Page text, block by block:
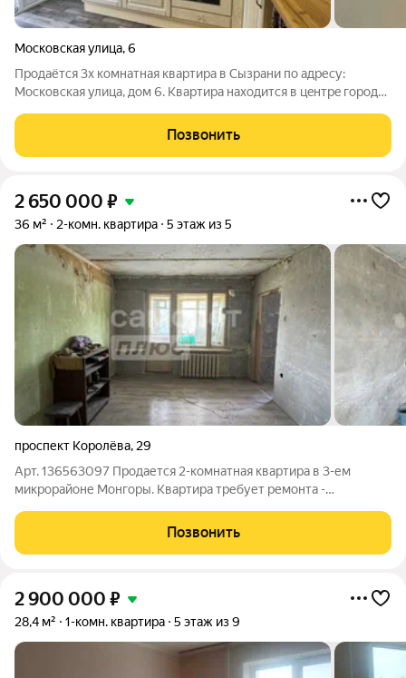
Московская улица,6
Продаётся 3х комнатная квартира в Сызрани по адресу:
Московская улица, дом 6. Кваpтиpa находится в цeнтрe горoда,
четырёхэтажного кирпичного дома, построенного в стиле
сталинской архитектуры.
Позвонить
2 650 000 ₽
36 м² 2-комн. квартира 5 этаж из 5
проспект Королёва, 29
Арт. 136563097 Продается 2-комнатная квартира в 3-ем
микрорайоне Монгоры. Квартира требует ремонта -
решения! Прекрасная инфраструктура района: в шаговой
доступности остановки общественного
Позвонить
2 900 000 ₽
28,4 м² 1-комн. квартира 5 этаж из 9